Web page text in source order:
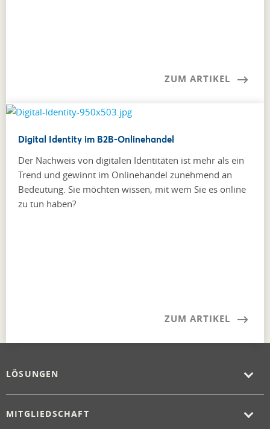
ZUM ARTIKEL
Digital Identity im B2B-Onlinehandel
Der Nachweis von digitalen Identitäten ist mehr als ein
Trend und gewinnt im Onlinehandel zunehmend an
Bedeutung. Sie möchten wissen, mit wem Sie es online
zu tun haben?
ZUM ARTIKEL
LÖSUNGEN
MITGLIEDSCHAFT